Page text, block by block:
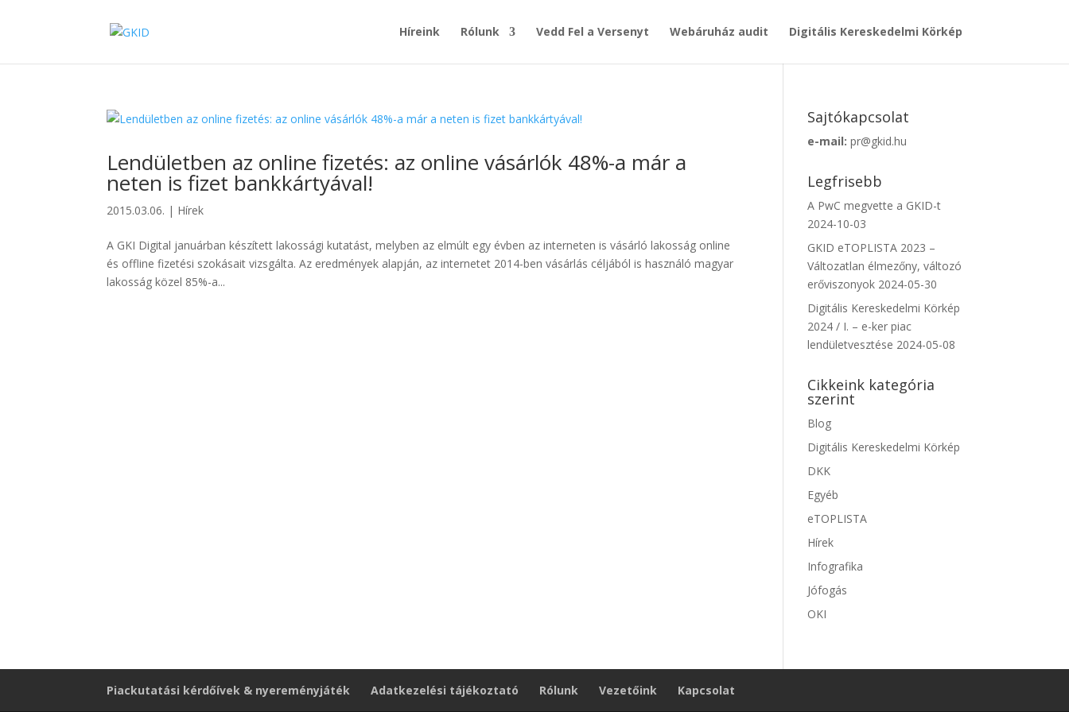
Híreink Rólunk Vedd Fel a Versenyt Webáruház audit Digitális Kereskedelmi Körkép
Lendületben az online fizetés: az online vásárlók 48%-a már a
neten is fizet bankkártyával!
2015.03.06. | Hírek
A GKI Digital januárban készített lakossági kutatást, melyben az elmúlt egy évben az interneten is vásárló lakosság online
és offline fizetési szokásait vizsgálta. Az eredmények alapján, az internetet 2014-ben vásárlás céljából is használó magyar
lakosság közel 85%-a...
Sajtókapcsolat
e-mail: pr@gkid.hu
Legfrisebb
A PwC megvette a GKID-t
2024-10-03
GKID eTOPLISTA 2023 –
Változatlan élmezőny, változó
erőviszonyok 2024-05-30
Digitális Kereskedelmi Körkép
2024 / I. – e-ker piac
lendületvesztése 2024-05-08
Cikkeink kategória
szerint
Blog
Digitális Kereskedelmi Körkép
DKK
Egyéb
eTOPLISTA
Hírek
Infografika
Jófogás
OKI
Piackutatási kérdőívek & nyereményjáték Adatkezelési tájékoztató Rólunk Vezetőink Kapcsolat